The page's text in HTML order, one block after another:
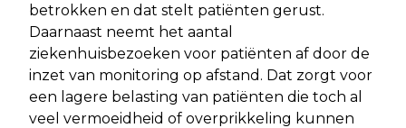
betrokken en dat stelt patiënten gerust.
Daarnaast neemt het aantal
ziekenhuisbezoeken voor patiënten af door de
inzet van monitoring op afstand. Dat zorgt voor
een lagere belasting van patiënten die toch al
veel vermoeidheid of overprikkeling kunnen